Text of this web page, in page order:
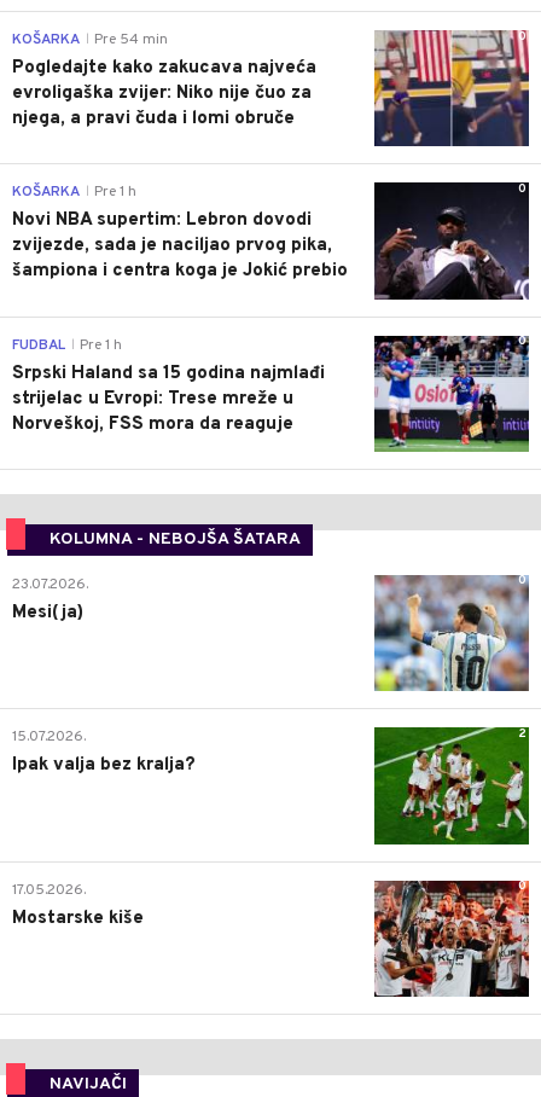
0
KOŠARKA Pre 54 min
Pogledajte kako zakucava najveća
evroligaška zvijer: Niko nije čuo za
njega, a pravi čuda i lomi obruče
0
KOŠARKA Pre 1 h
Novi NBA supertim: Lebron dovodi
zvijezde, sada je naciljao prvog pika,
šampiona i centra koga je Jokić prebio
0
FUDBAL Pre 1 h
Srpski Haland sa 15 godina najmlađi
strijelac u Evropi: Trese mreže u
Norveškoj, FSS mora da reaguje
KOLUMNA - NEBOJŠA ŠATARA
0
23.07.2026.
Mesi(ja)
2
15.07.2026.
Ipak valja bez kralja?
0
17.05.2026.
Mostarske kiše
NAVIJAČI